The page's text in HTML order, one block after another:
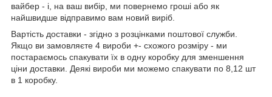
вайбер - і, на ваш вибір, ми повернемо гроші або як
найшвидше відправимо вам новий виріб.
Вартість доставки - згідно з розцінками поштової служби.
Якщо ви замовляєте 4 вироби +- схожого розміру - ми
постараємось спакувати їх в одну коробку для зменшення
ціни доставки. Деякі вироби ми можемо спакувати по 8,12 шт
в 1 коробку.